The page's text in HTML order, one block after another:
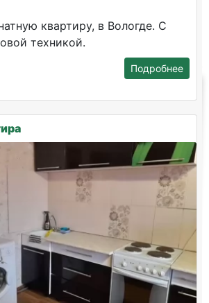
квартиру, в Вологде. С
техникой.
Подробнее